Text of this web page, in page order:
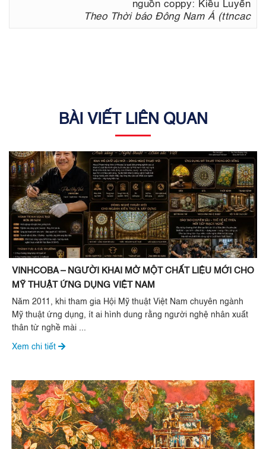
nguồn coppy: Kiều Luyến
Theo Thời báo Đông Nam Á (ttncac
BÀI VIẾT LIÊN QUAN
VINHCOBA – NGƯỜI KHAI MỞ MỘT CHẤT LIỆU MỚI CHO
MỸ THUẬT ỨNG DỤNG VIỆT NAM
Năm 2011, khi tham gia Hội Mỹ thuật Việt Nam chuyên ngành
Mỹ thuật ứng dụng, ít ai hình dung rằng người nghệ nhân xuất
thân từ nghề mài ...
Xem chi tiết